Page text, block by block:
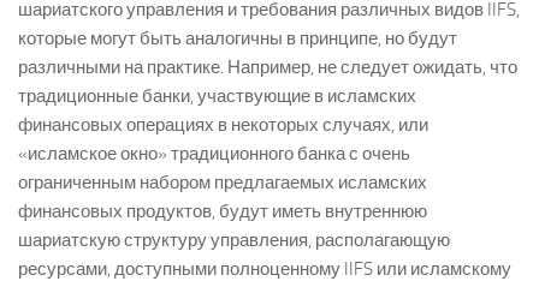
шариатского управления и требования различных видов IIFS,
которые могут быть аналогичны в принципе, но будут
различными на практике. Например, не следует ожидать, что
традиционные банки, участвующие в исламских
финансовых операциях в некоторых случаях, или
«исламское окно» традиционного банка с очень
ограниченным набором предлагаемых исламских
финансовых продуктов, будут иметь внутреннюю
шариатскую структуру управления, располагающую
ресурсами, доступными полноценному IIFS или исламскому